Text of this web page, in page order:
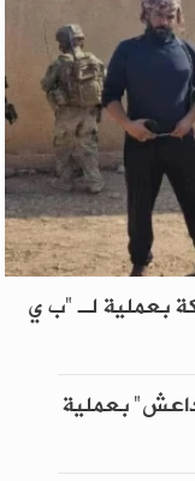
بعملية لـ "ب ي
بعملية